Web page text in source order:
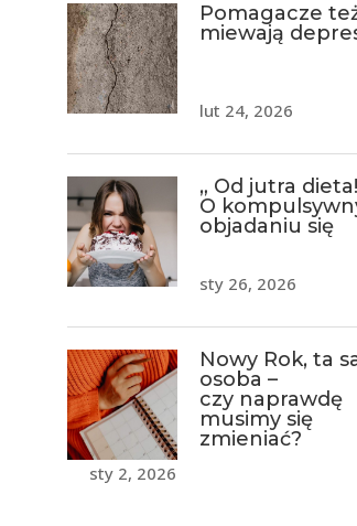
Pomagacze
miewają
lut 24, 2026
„ Od jutra
O
objadaniu się
sty 26, 2026
Nowy Rok, ta
osoba –
czy naprawdę
musimy się
zmieniać?
sty 2, 2026